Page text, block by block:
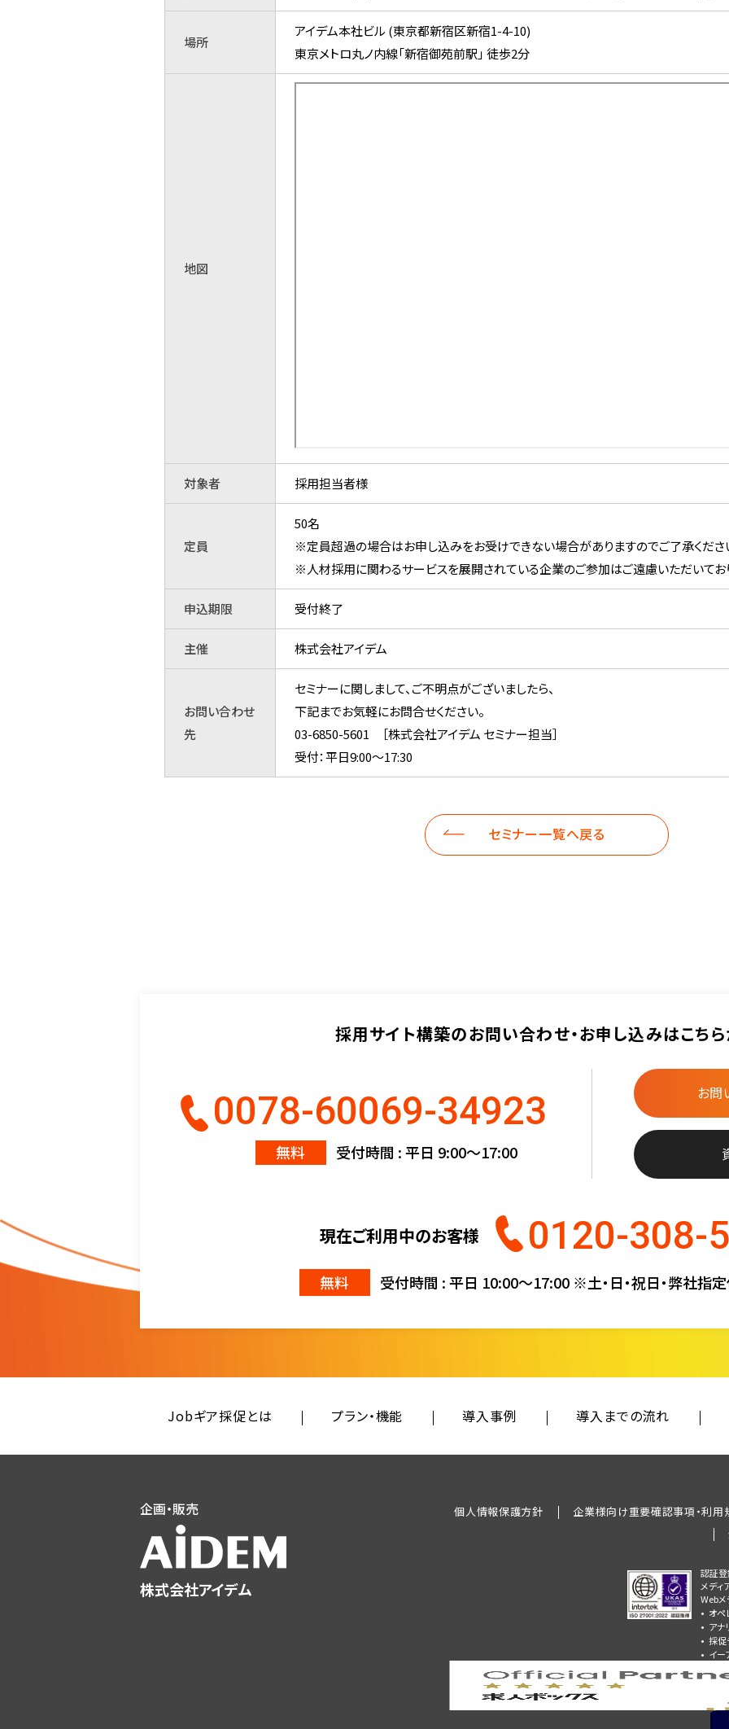
場所
アイデム本社ビル (東京都新宿
東京メトロ丸ノ内線「新宿御苑前駅」 徒歩2分
地図
対象者 採用担当者様
定員
50名
※定員超過の場合はお申し込みをお受けできない場合がありますのでご了承くださ
※人材採用に関わるサービスを展開されている企業のご参加はご遠慮いただいてお
申込期限 受付終了
主催 株式会社アイデム
お問い合わせ
先
セミナーに関しまして、ご不明点がございましたら、
下記までお気軽にお問合せください。
03-6850-5601 ［株式会社アイデム セミナー担当］
受付：平日9:00～17:30
セミナー一覧へ戻る
採用サイト構築のお問い合わせ・お申し込みはこち
0078-60069-34923
無料 受付時間 : 平日 9:00〜17:00
お問
現在ご利用中のお客様 0120-308-
無料 受付時間 : 平日 10:00〜17:00 ※土・日・祝日・弊社指
Jobギア採促とは プラン・機能 導入事例 導入までの流れ
企画・販売
株式会社アイデム
個人情報保護方針 企業様向け重要確認事項・利用
認証登
メディ
Webメ
オペ
アナ
採促
イー